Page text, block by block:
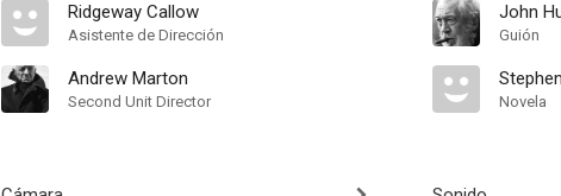
Ridgeway Callow
Asistente de Dirección
Andrew Marton
Second Unit Director
John
Guión
Novela